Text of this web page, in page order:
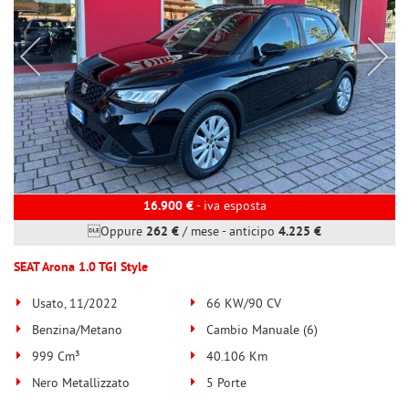
16.900 €- iva esposta
Oppure 262 € / mese-anticipo 4.225 €
SEAT Arona 1.0 TGI Style
Usato, 11/2022
66 KW/90 CV
Benzina/Metano
Cambio Manuale (6)
999 Cm³
40.106 Km
Nero Metallizzato
5 Porte